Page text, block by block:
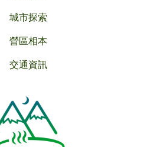
城市探索
營區相本
交通資訊